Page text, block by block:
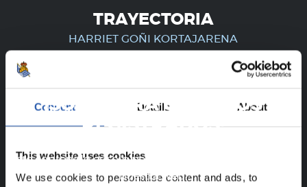
Consent Details About
This website uses cookies
We use cookies to personalise content and ads, to
TRAYECTORIA
HARRIET GOÑI KORTAJARENA
¡SOLO PARA USUARIOS
REGISTRADOS!
Este contenido es solo para los usuarios registrados en
nuestra web.